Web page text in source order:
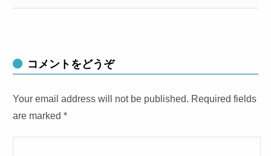
コメントをどうぞ
Your email address will not be published. Required fields
are marked*